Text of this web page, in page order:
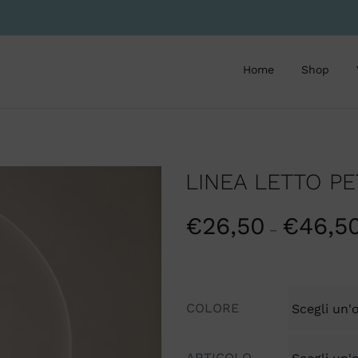
Home Shop
LINEA LETTO
€26,50 – €
COLORE